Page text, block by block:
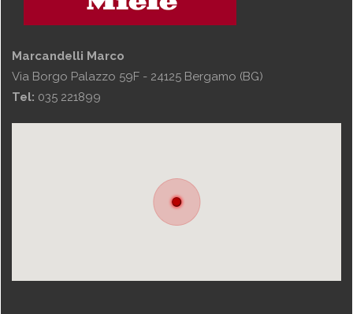
Marcandelli Marco
Via Borgo Palazzo 59F - 24125 Bergamo (BG)
Tel: 035 221899